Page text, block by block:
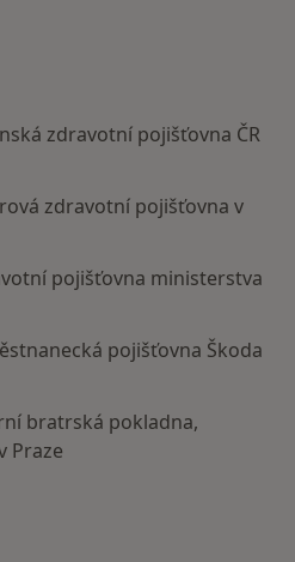
zdravotní pojišťovna ČR
zdravotní pojišťovna v
pojišťovna ministerstva
pojišťovna Škoda
bratrská pokladna,
Praze